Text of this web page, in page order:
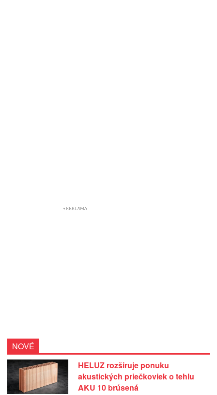
NOVÉ
HELUZ rozširuje ponuku
akustických priečkoviek o tehlu
AKU 10 brúsená